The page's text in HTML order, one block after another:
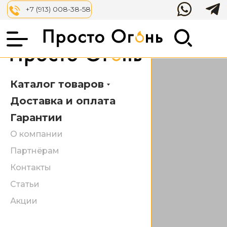
+7 (913) 008-38-58 Костровые
чаши
Аксессуары
Каталог товаров
Доставка и оплата
Гарантии
О компании
Акции
Партнёрам
Контакты
Статьи